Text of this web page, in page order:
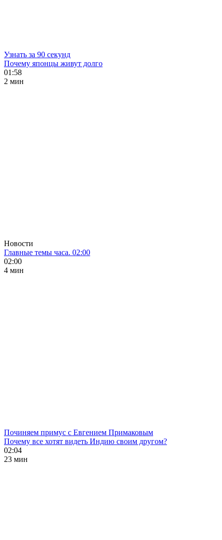
Узнать за 90 секунд
Почему японцы живут долго
01:58
2 мин
Новости
Главные темы часа. 02:00
02:00
4 мин
Починяем примус с Евгением Примаковым
Почему все хотят видеть Индию своим другом?
02:04
23 мин